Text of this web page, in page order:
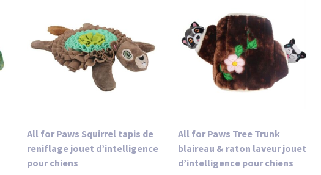
All for Paws Squirrel tapis de
reniflage jouet d’intelligence
pour chiens
All for Paws Tree Trunk
blaireau ​& raton laveur jouet
d’intelligence pour chiens